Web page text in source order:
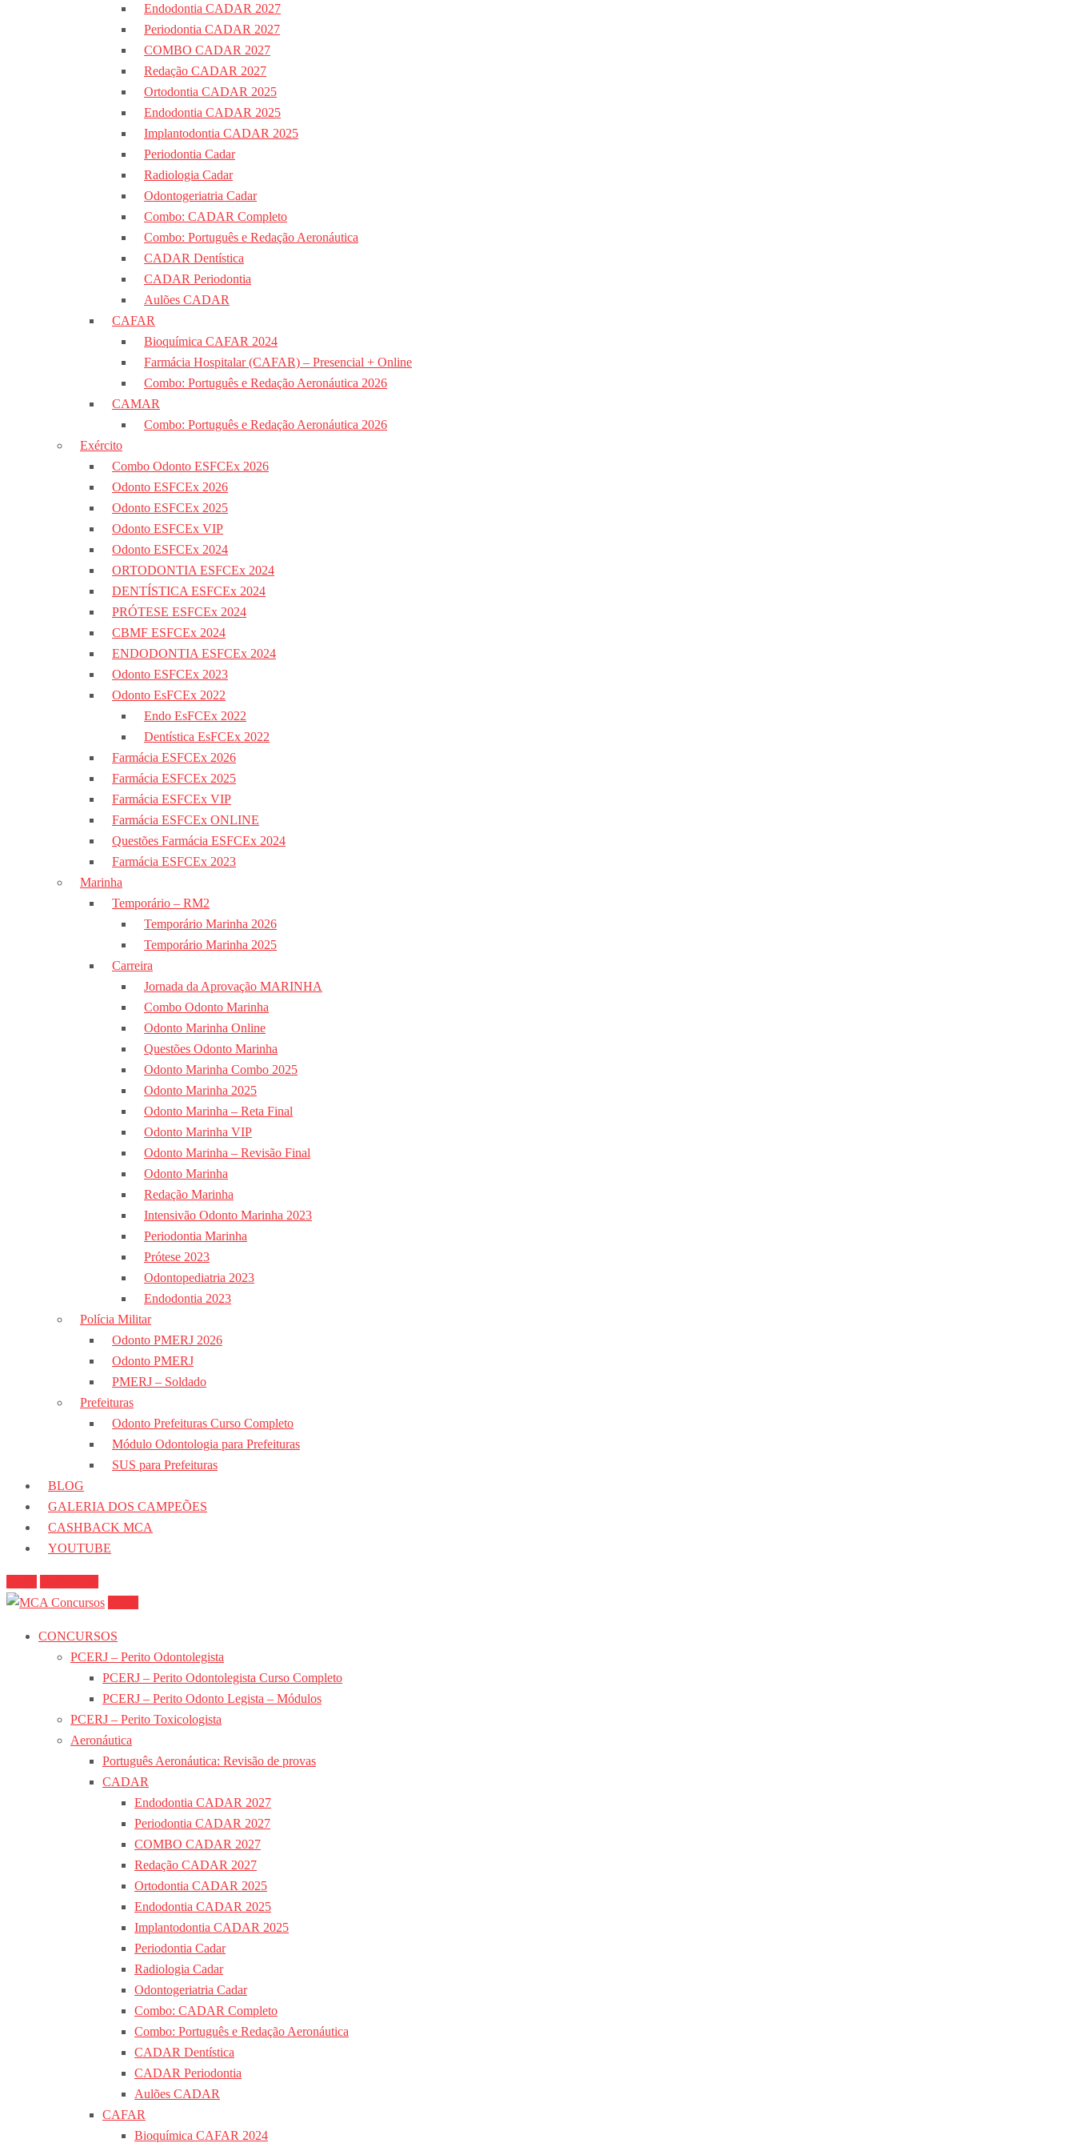
Endodontia CADAR 2027
Periodontia CADAR 2027
COMBO CADAR 2027
Redação CADAR 2027
Ortodontia CADAR 2025
Endodontia CADAR 2025
Implantodontia CADAR 2025
Periodontia Cadar
Radiologia Cadar
Odontogeriatria Cadar
Combo: CADAR Completo
Combo: Português e Redação Aeronáutica
CADAR Dentística
CADAR Periodontia
Aulões CADAR
CAFAR
Bioquímica CAFAR 2024
Farmácia Hospitalar (CAFAR) – Presencial + Online
Combo: Português e Redação Aeronáutica 2026
CAMAR
Combo: Português e Redação Aeronáutica 2026
Exército
Combo Odonto ESFCEx 2026
Odonto ESFCEx 2026
Odonto ESFCEx 2025
Odonto ESFCEx VIP
Odonto ESFCEx 2024
ORTODONTIA ESFCEx 2024
DENTÍSTICA ESFCEx 2024
PRÓTESE ESFCEx 2024
CBMF ESFCEx 2024
ENDODONTIA ESFCEx 2024
Odonto ESFCEx 2023
Odonto EsFCEx 2022
Endo EsFCEx 2022
Dentística EsFCEx 2022
Farmácia ESFCEx 2026
Farmácia ESFCEx 2025
Farmácia ESFCEx VIP
Farmácia ESFCEx ONLINE
Questões Farmácia ESFCEx 2024
Farmácia ESFCEx 2023
Marinha
Temporário – RM2
Temporário Marinha 2026
Temporário Marinha 2025
Carreira
Jornada da Aprovação MARINHA
Combo Odonto Marinha
Odonto Marinha Online
Questões Odonto Marinha
Odonto Marinha Combo 2025
Odonto Marinha 2025
Odonto Marinha – Reta Final
Odonto Marinha VIP
Odonto Marinha – Revisão Final
Odonto Marinha
Redação Marinha
Intensivão Odonto Marinha 2023
Periodontia Marinha
Prótese 2023
Odontopediatria 2023
Endodontia 2023
Polícia Militar
Odonto PMERJ 2026
Odonto PMERJ
PMERJ – Soldado
Prefeituras
Odonto Prefeituras Curso Completo
Módulo Odontologia para Prefeituras
SUS para Prefeituras
BLOG
GALERIA DOS CAMPEÕES
CASHBACK MCA
YOUTUBE
CONCURSOS
PCERJ – Perito Odontolegista
PCERJ – Perito Odontolegista Curso Completo
PCERJ – Perito Odonto Legista – Módulos
PCERJ – Perito Toxicologista
Aeronáutica
Português Aeronáutica: Revisão de provas
CADAR
Endodontia CADAR 2027
Periodontia CADAR 2027
COMBO CADAR 2027
Redação CADAR 2027
Ortodontia CADAR 2025
Endodontia CADAR 2025
Implantodontia CADAR 2025
Periodontia Cadar
Radiologia Cadar
Odontogeriatria Cadar
Combo: CADAR Completo
Combo: Português e Redação Aeronáutica
CADAR Dentística
CADAR Periodontia
Aulões CADAR
CAFAR
Bioquímica CAFAR 2024